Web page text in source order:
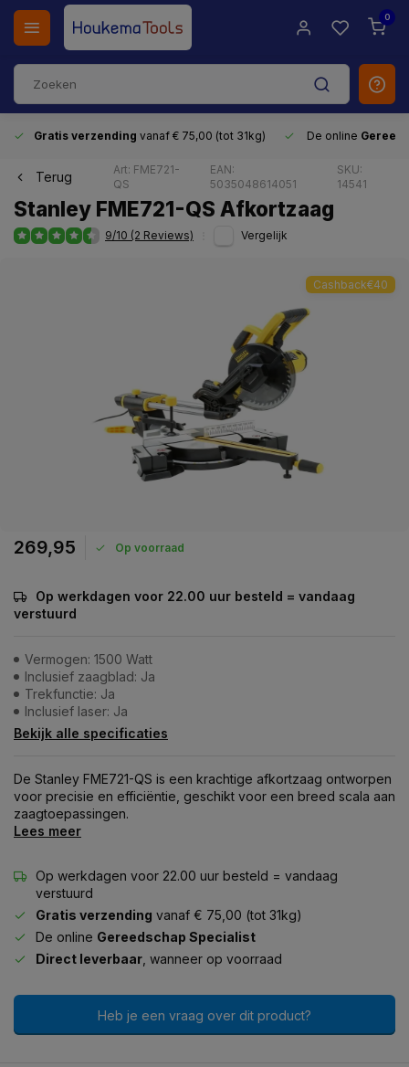
0
Gratis verzending vanaf € 75,00 (tot 31kg) De online
Terug
Art: FME721-
QS
EAN:
5035048614051
SKU:
14541
Stanley FME721-QS Afkortzaag
9/10 (2 Reviews) Vergelijk
Cashback€40
269,95 Op voorraad
Op werkdagen voor 22.00 uur besteld = vandaag
verstuurd
Vermogen: 1500 Watt
Inclusief zaagblad: Ja
Trekfunctie: Ja
Inclusief laser: Ja
Bekijk alle specificaties
De Stanley FME721-QS is een krachtige afkortzaag ontworpen
voor precisie en efficiëntie, geschikt voor een breed scala aan
zaagtoepassingen.
Lees meer
Op werkdagen voor 22.00 uur besteld = vandaag
verstuurd
Gratis verzending vanaf € 75,00 (tot 31kg)
De online Gereedschap Specialist
Direct leverbaar , wanneer op voorraad
Heb je een vraag over dit product?